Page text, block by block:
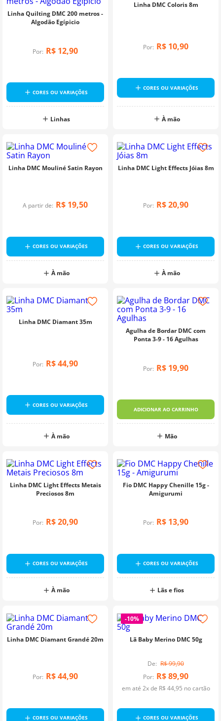
Linha Quilting DMC 200 metros -
Algodão Egípicio
Por: R$ 12,90
CORES OU VARIAÇÕES
Linhas
Linha DMC Coloris 8m
Por: R$ 10,90
CORES OU VARIAÇÕES
À mão
Linha DMC Mouliné Satin Rayon
A partir de: R$ 19,50
CORES OU VARIAÇÕES
À mão
Linha DMC Light Effects Jóias 8m
Por: R$20,90
CORES OU VARIAÇÕES
À mão
Linha DMC Diamant 35m
Por: R$44,90
CORES OU VARIAÇÕES
À mão
Agulha de Bordar DMC com
Ponta 3-9 - 16 Agulhas
Por: R$ 19,90
ADICIONAR AO CARRINHO
Mão
Linha DMC Light Effects Metais
Preciosos 8m
Por: R$20,90
CORES OU VARIAÇÕES
À mão
Fio DMC Happy Chenille 15g -
Amigurumi
Por: R$ 13,90
CORES OU VARIAÇÕES
Lãs e fios
Linha DMC Diamant Grandé 20m
Por: R$44,90
CORES OU VARIAÇÕES
-10%
Lã Baby Merino DMC 50g
R$99,90
Por: R$89,90
em até 2x de R$ 44,95 no cartão
CORES OU VARIAÇÕES